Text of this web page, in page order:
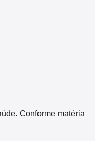
Conforme matéria